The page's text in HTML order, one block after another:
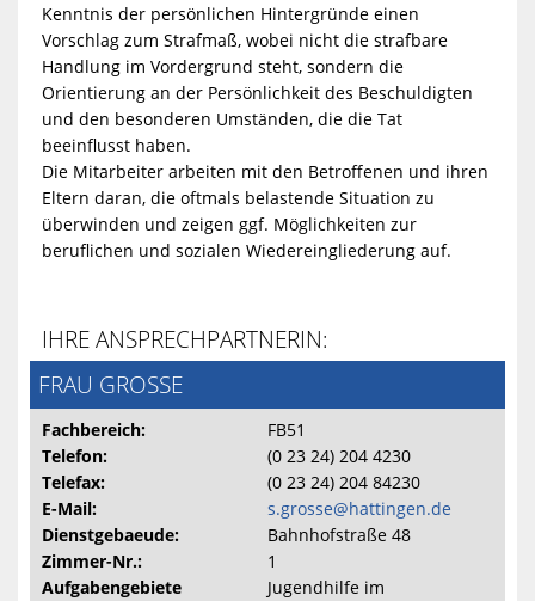
Kenntnis der persönlichen Hintergründe einen
Vorschlag zum Strafmaß, wobei nicht die strafbare
Handlung im Vordergrund steht, sondern die
Orientierung an der Persönlichkeit des Beschuldigten
und den besonderen Umständen, die die Tat
beeinflusst haben.
Die Mitarbeiter arbeiten mit den Betroffenen und ihren
Eltern daran, die oftmals belastende Situation zu
überwinden und zeigen ggf. Möglichkeiten zur
beruflichen und sozialen Wiedereingliederung auf.
IHRE ANSPRECHPARTNERIN:
FRAU GROSSE
Fachbereich:
FB51
Telefon:
(0 23 24) 204 4230
Telefax:
(0 23 24) 204 84230
E-Mail:
s.grosse@hattingen.de
Dienstgebaeude:
Bahnhofstraße 48
Zimmer-Nr.:
1
Aufgabengebiete
Jugendhilfe im